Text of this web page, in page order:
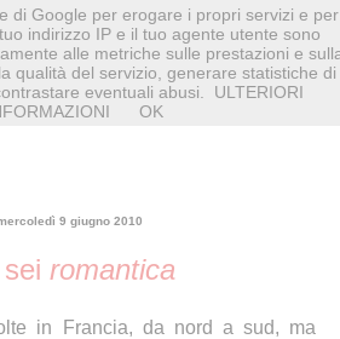
9 giugno 2010
romantica
in Francia, da nord a sud, ma
di Google per erogare i propri servizi e per
indirizzo IP e il tuo agente utente sono
alle metriche sulle prestazioni e
qualità del servizio, generare statistiche di
eventuali abusi.
ULTERIORI
OK